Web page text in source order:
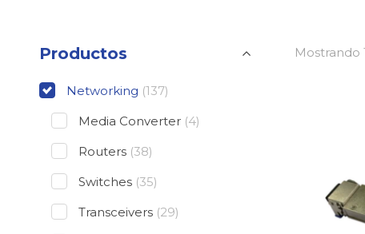
Mostrando
Productos
Networking (137)
Media Converter (4)
Routers (38)
Switches (35)
Transceivers (29)